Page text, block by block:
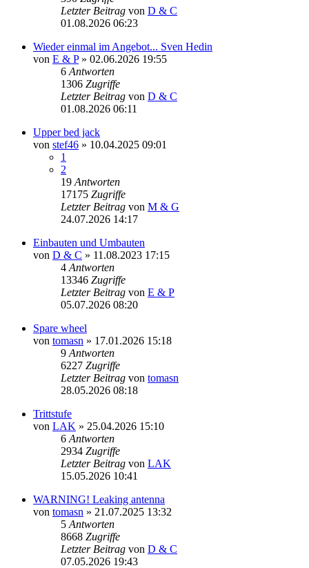
Letzter Beitrag von D & C
01.08.2026 06:23
Wieder einmal im Angebot... Sven Hedin
von E & P» 02.06.2026 19:55
6 Antworten
1306 Zugriffe
Letzter Beitrag von D & C
01.08.2026 06:11
Upper bed jack
von stef46 » 10.04.2025 09:01
1
2
19 Antworten
17175 Zugriffe
Letzter Beitrag von M & G
24.07.2026 14:17
Einbauten und Umbauten
von D & C » 11.08.2023 17:15
4 Antworten
13346 Zugriffe
Letzter Beitrag von E & P
05.07.2026 08:20
Spare wheel
von tomasn » 17.01.2026 15:18
9 Antworten
6227 Zugriffe
Letzter Beitrag von tomasn
28.05.2026 08:18
Trittstufe
von LAK » 25.04.2026 15:10
6 Antworten
2934 Zugriffe
Letzter Beitrag von LAK
15.05.2026 10:41
WARNING! Leaking antenna
von tomasn » 21.07.2025 13:32
5 Antworten
8668 Zugriffe
Letzter Beitrag von D & C
07.05.2026 19:43